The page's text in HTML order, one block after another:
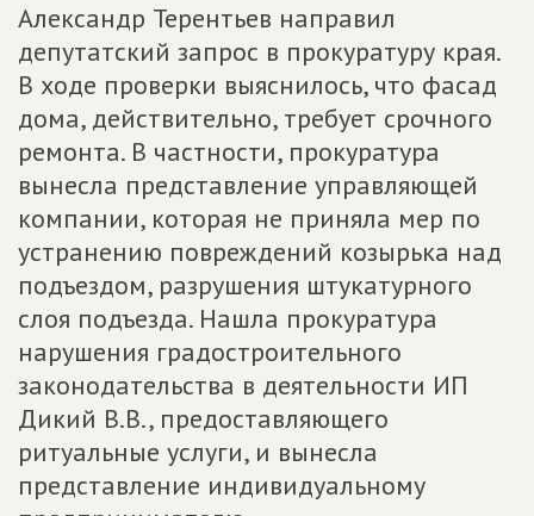
Александр Терентьев направил
депутатский запрос в прокуратуру края.
В ходе проверки выяснилось, что фасад
дома, действительно, требует срочного
ремонта. В частности, прокуратура
вынесла представление управляющей
компании, которая не приняла мер по
устранению повреждений козырька над
подъездом, разрушения штукатурного
слоя подъезда. Нашла прокуратура
нарушения градостроительного
законодательства в деятельности ИП
Дикий В.В., предоставляющего
ритуальные услуги, и вынесла
представление индивидуальному